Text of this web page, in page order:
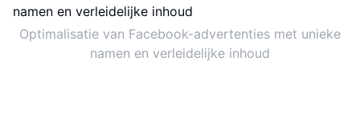
Optimalisatie van Facebook-advertenties met unieke
namen en verleidelijke inhoud